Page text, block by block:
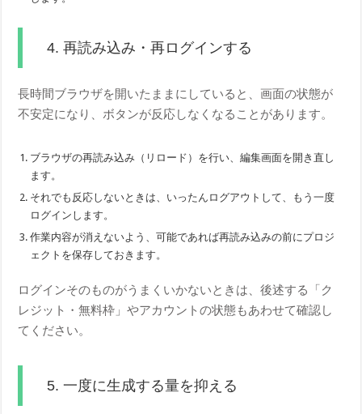
4. 再読み込み・再ログインする
長時間ブラウザを開いたままにしていると、画面の状態が
不安定になり、ボタンが反応しなくなることがあります。
ブラウザの再読み込み（リロード）を行い、編集画面を開き直し
ます。
それでも反応しないときは、いったんログアウトして、もう一度
ログインします。
作業内容が消えないよう、可能であれば再読み込みの前にプロジ
ェクトを保存しておきます。
ログインそのものがうまくいかないときは、後述する「ク
レジット・無料枠」やアカウントの状態もあわせて確認し
てください。
5. 一度に生成する量を抑える